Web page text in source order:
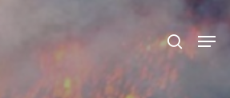
search
Close